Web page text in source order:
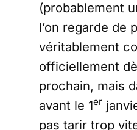
(probablement
l’on regarde de
véritablement
officiellement
prochain, mais
avant le 1er
pas tarir trop